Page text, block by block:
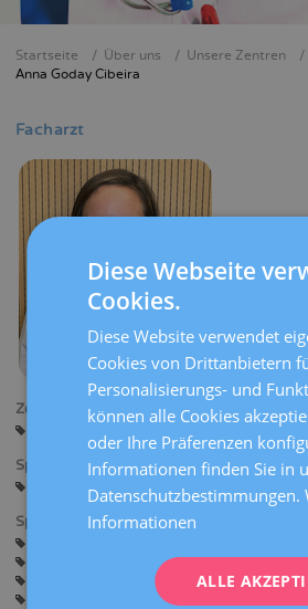
Breadcrumb
Startseite Über uns Unsere Zentren
Anna Goday Cibeira
Facharzt
Zentren:
Sprachen:
Spanisch
Spezialitäten:
Genetische Präimplantationsdiagnostik
Gesamtstudie der Sterilität
Bewahrung der Fruchtbarkeit
Diese Webseite
Cookies.
Diese Website verwendet
Cookies von Drittanbietern
Personalisierungs- und
können alle Cookies
oder Ihre Präferenzen
Informationen finden Sie in
Datenschutzbestimmungen.
Informationen
ALLE